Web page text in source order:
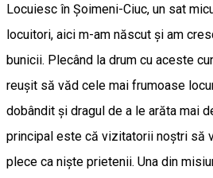
Locuiesc în Șoimeni-Ciuc, un sat
locuitori, aici m-am născut și am
bunicii. Plecând la drum cu aceste
reușit să văd cele mai frumoase
dobândit și dragul de a le arăta mai
principal este că vizitatorii noștri să
plece ca niște prietenii. Una din